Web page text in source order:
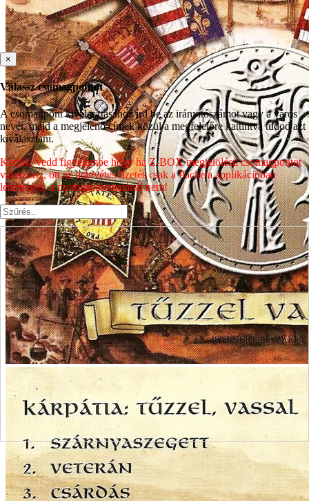
×
Válassz csomagpontot
A csomagpont kiválasztásához írd be az irányítószámot vagy a város
nevét, majd a megjelenő címek közül a megfelelőre kattintva tudod azt
kiválasztani.
Kérjük, vedd figyelembe hogy ha Z-BOX megjelölésű csomagpontot
választasz, ott az utánvétes fizetés csak a Packeta applikációban
lehetséges, a csomagautomatánál nem!